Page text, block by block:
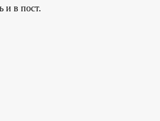
и в пост.